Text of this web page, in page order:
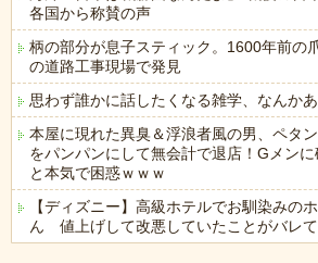
各国から称賛の声
柄の部分が息子スティック。1600年前の
の道路工事現場で発見
思わず誰かに話したくなる雑学、なんか
本屋に現れた異臭＆浮浪者風の男、ペタ
をパンパンにして無会計で退店！Gメンに
と本気で困惑ｗｗｗ
【ディズニー】高級ホテルでお馴染みの
ん 値上げして改悪していたことがバレ